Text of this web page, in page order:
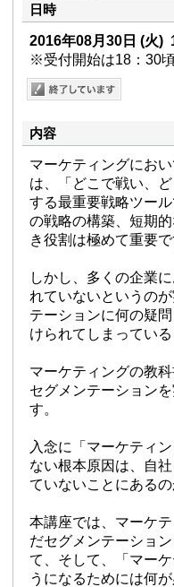
日時
2016年08月30日 (火)
※受付開始は18：30
内容
マーケティングにお
は、「どこで戦い、
する最重要戦略ツー
の戦略の構築、短期
き役割は極めて重要で
しかし、多くの企業
れていないというの
テーションに何の疑
けられてしまってい
マーケティングの教
セグメンテーション
す。
入念に「マーケティ
ない根本原因は、自
ていないことにあるの
本講座では、マーケ
だセグメンテーショ
て、そして、「マー
うになるためには何